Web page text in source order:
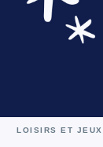
LOISIRS ET JEUX